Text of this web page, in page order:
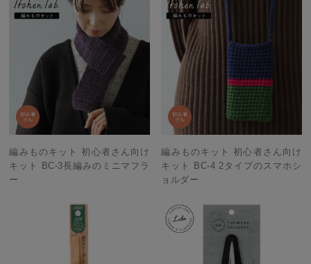
編みものキット 初心者さん向け
キット BC-3長編みのミニマフラ
ー
編みものキット 初心者さん向け
キット BC-4 2タイプのスマホシ
ョルダー